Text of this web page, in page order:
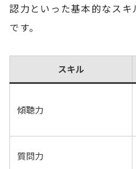
認力といった基本的なス
です。
スキル
傾聴力
質問力